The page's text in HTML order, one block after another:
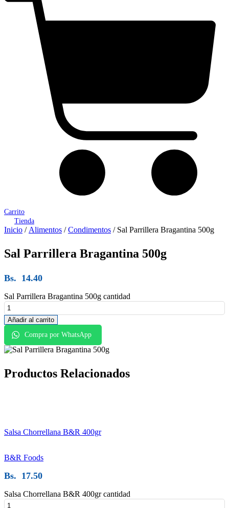
Carrito
Tienda
Inicio / Alimentos /Condimentos / Sal Parrillera Bragantina 500g
Sal Parrillera Bragantina 500g
Bs. 14.40
Sal Parrillera Bragantina 500g cantidad
Añadir al carrito
Compra por WhatsApp
Productos Relacionados
Salsa Chorrellana B&R 400gr
B&R Foods
Bs. 17.50
Salsa Chorrellana B&R 400gr cantidad